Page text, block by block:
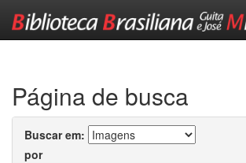
Página de busca
Buscar em:
por